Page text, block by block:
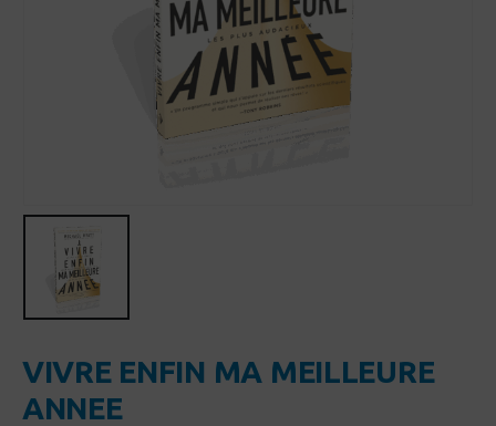
VIVRE ENFIN MA MEILLEURE
ANNEE